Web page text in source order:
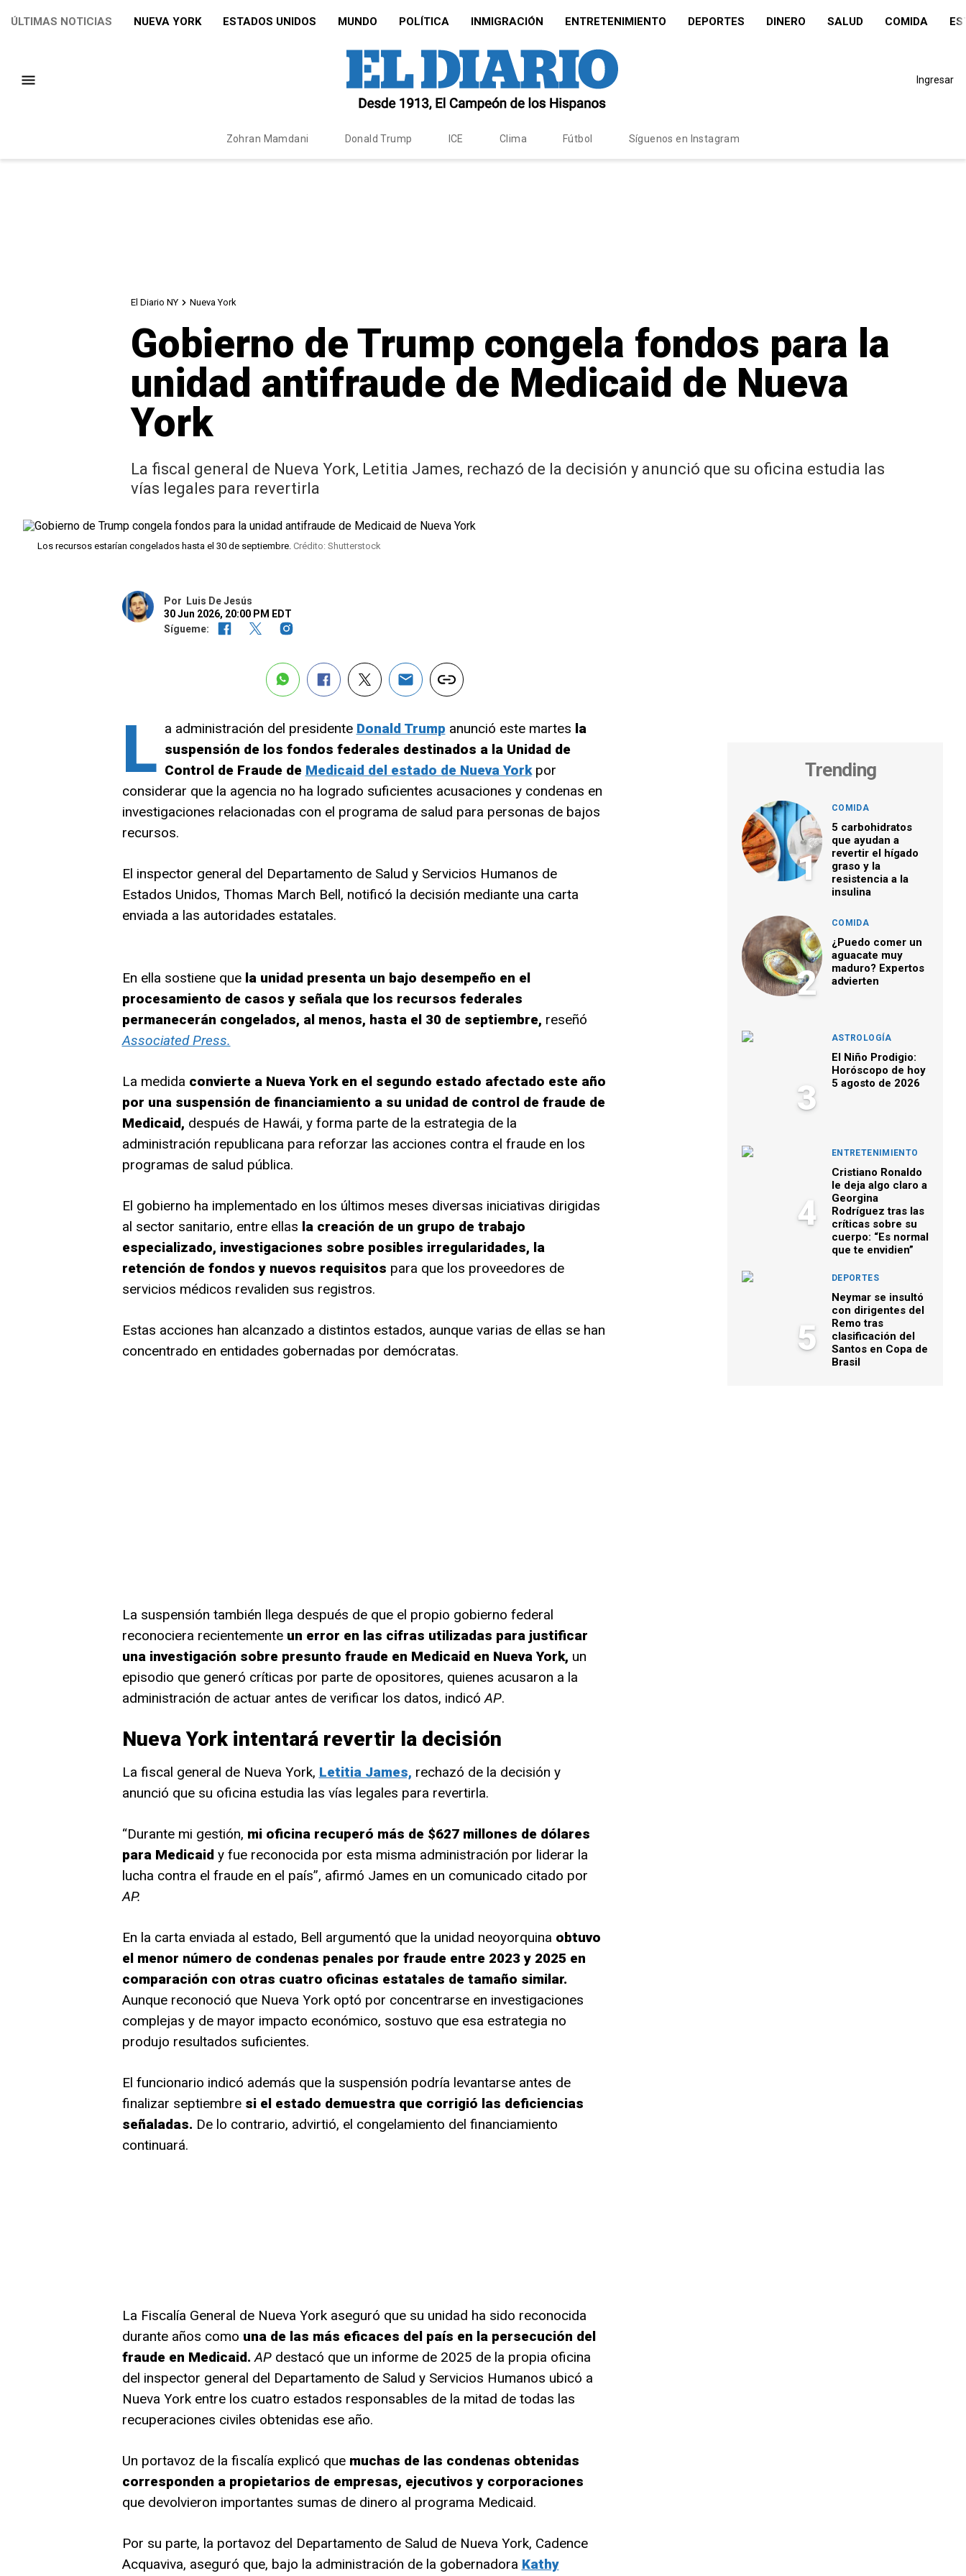
ÚLTIMAS NOTICIAS NUEVA YORK ESTADOS UNIDOS MUNDO POLÍTICA INMIGRACIÓN ENTRETENIMIENTO DEPORTES DINERO SALUD COMIDA
Ingresar
Zohran Mamdani Donald Trump ICE Clima Fútbol Síguenos en Instagram
El Diario NY Nueva York
Gobierno de Trump congela fondos para la
unidad antifraude de Medicaid de Nueva
York
La fiscal general de Nueva York, Letitia James, rechazó de la decisión y anunció que su oficina estudia las
vías legales para revertirla
Los recursos estarían congelados hasta el 30 de septiembre. Crédito: Shutterstock
Por
Luis De Jesús
30 Jun 2026, 20:00 PM EDT
Sígueme:
L a administración del presidente Donald Trump anunció este martes la
suspensión de los fondos federales destinados a la Unidad de
Control de Fraude de Medicaid del estado de Nueva Yorkpor
considerar que la agencia no ha logrado suficientes acusaciones y condenas en
investigaciones relacionadas con el programa de salud para personas de bajos
recursos.
El inspector general del Departamento de Salud y Servicios Humanos de
Estados Unidos, Thomas March Bell, notificó la decisión mediante una carta
enviada a las autoridades estatales.
En ella sostiene que la unidad presenta un bajo desempeño en el
procesamiento de casos y señala que los recursos federales
permanecerán congelados, al menos, hasta el 30 de septiembre, reseñó
Associated Press.
La medida convierte a Nueva York en el segundo estado afectado este año
por una suspensión de financiamiento a su unidad de control de fraude de
Medicaid, después de Hawái, y forma parte de la estrategia de la
administración republicana para reforzar las acciones contra el fraude en los
programas de salud pública.
El gobierno ha implementado en los últimos meses diversas iniciativas dirigidas
al sector sanitario, entre ellas la creación de un grupo de trabajo
especializado, investigaciones sobre posibles irregularidades, la
retención de fondos y nuevos requisitos para que los proveedores de
servicios médicos revaliden sus registros.
Estas acciones han alcanzado a distintos estados, aunque varias de ellas se han
concentrado en entidades gobernadas por demócratas.
La suspensión también llega después de que el propio gobierno federal
reconociera recientemente un error en las cifras utilizadas para justificar
una investigación sobre presunto fraude en Medicaid en Nueva York, un
episodio que generó críticas por parte de opositores, quienes acusaron a la
administración de actuar antes de verificar los datos, indicóAP.
Nueva York intentará revertir la decisión
La fiscal general de Nueva York, Letitia James, rechazó de la decisión y
anunció que su oficina estudia las vías legales para revertirla.
“Durante mi gestión, mi oficina recuperó más de $627 millones de dólares
para Medicaidy fue reconocida por esta misma administración por liderar la
lucha contra el fraude en el país”, afirmó James en un comunicado citado por
AP.
En la carta enviada al estado, Bell argumentó que la unidad neoyorquina obtuvo
el menor número de condenas penales por fraude entre 2023 y 2025 en
comparación con otras cuatro oficinas estatales de tamaño similar.
Aunque reconoció que Nueva York optó por concentrarse en investigaciones
complejas y de mayor impacto económico, sostuvo que esa estrategia no
produjo resultados suficientes.
El funcionario indicó además que la suspensión podría levantarse antes de
finalizar septiembre si el estado demuestra que corrigió las deficiencias
señaladas. De lo contrario, advirtió, el congelamiento del financiamiento
continuará.
La Fiscalía General de Nueva York aseguró que su unidad ha sido reconocida
durante años como una de las más eficaces del país en la persecución del
fraude en Medicaid. AP destacó que un informe de 2025 de la propia oficina
del inspector general del Departamento de Salud y Servicios Humanos ubicó a
Nueva York entre los cuatro estados responsables de la mitad de todas las
recuperaciones civiles obtenidas ese año.
Un portavoz de la fiscalía explicó que muchas de las condenas obtenidas
corresponden a propietarios de empresas, ejecutivos y corporaciones
que devolvieron importantes sumas de dinero al programa Medicaid.
Por su parte, la portavoz del Departamento de Salud de Nueva York, Cadence
Acquaviva, aseguró que, bajo la administración de la gobernadora Kathy
Trending
1
COMIDA
5 carbohidratos
que ayudan a
revertir el hígado
graso y la
resistencia a la
insulina
2
COMIDA
¿Puedo comer un
aguacate muy
maduro? Expertos
advierten
3
ASTROLOGÍA
El Niño Prodigio:
Horóscopo de hoy
5 agosto de 2026
4
ENTRETENIMIENTO
Cristiano Ronaldo
le deja algo claro a
Georgina
Rodríguez tras las
críticas sobre su
cuerpo: “Es normal
que te envidien”
5
DEPORTES
Neymar se insultó
con dirigentes del
Remo tras
clasificación del
Santos en Copa de
Brasil